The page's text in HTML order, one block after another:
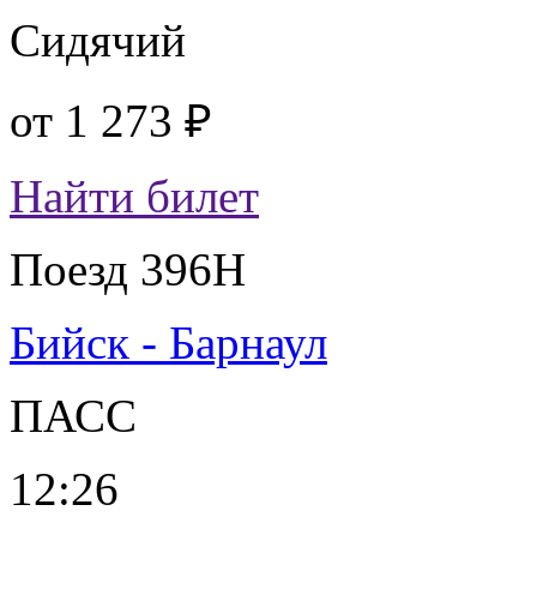
Сидячий
от 1 273 ₽
Найти билет
Поезд 396Н
Бийск - Барнаул
ПАСС
12:26